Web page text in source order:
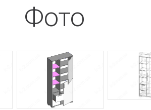
Фото